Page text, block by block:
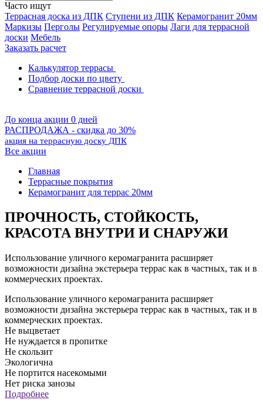
Часто ищут
Террасная доска из ДПК Ступени из ДПК Керамогранит 20мм
Маркизы Перголы Регулируемые опоры Лаги для террасной
доски Мебель
Заказать расчет
Калькулятор террасы
Подбор доски по цвету
Сравнение террасной доски
До конца акции 0 дней
РАСПРОДАЖА - скидка до 30%
акция на террасную доску ДПК
Все акции
Главная
Террасные покрытия
Керамогранит для террас 20мм
ПРОЧНОСТЬ, СТОЙКОСТЬ,
КРАСОТА ВНУТРИ И СНАРУЖИ
Использование уличного керомагранита расширяет
возможности дизайна экстерьера террас как в частных, так и в
коммерческих проектах.
Использование уличного керомагранита расширяет
возможности дизайна экстерьера террас как в частных, так и в
коммерческих проектах.
Не выцветает
Не нуждается в пропитке
Не скользит
Экологична
Не портится насекомыми
Нет риска занозы
Подробнее